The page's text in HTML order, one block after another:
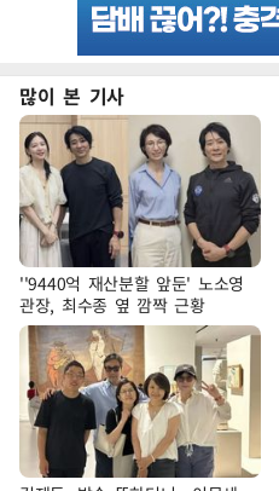
많이 본 기사
''9440억 재산분할 앞둔' 노소영
관장, 최수종 옆 깜짝 근황